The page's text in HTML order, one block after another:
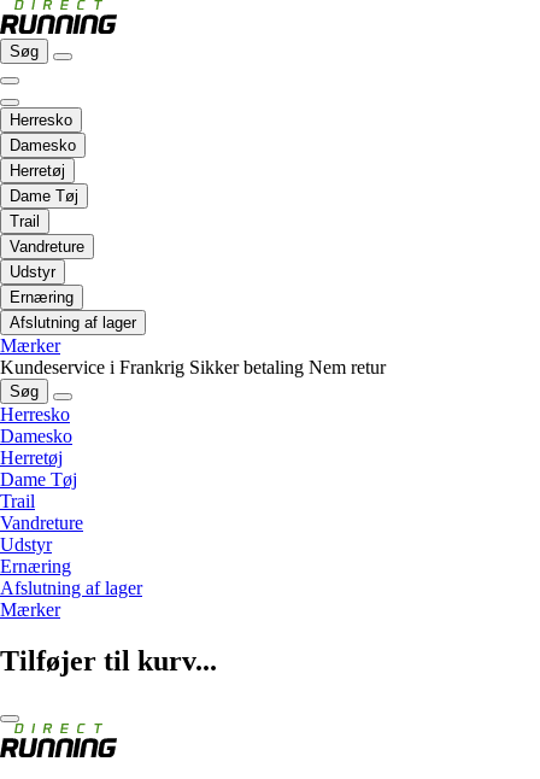
Søg
Herresko
Damesko
Herretøj
Dame Tøj
Trail
Vandreture
Udstyr
Ernæring
Afslutning af lager
Mærker
Kundeservice i Frankrig Sikker betaling Nem retur
Søg
Herresko
Damesko
Herretøj
Dame Tøj
Trail
Vandreture
Udstyr
Ernæring
Afslutning af lager
Mærker
Tilføjer til kurv...